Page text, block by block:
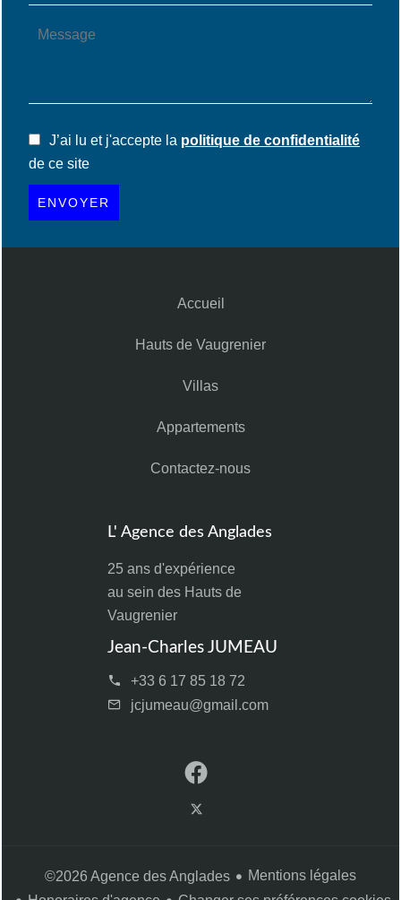
J’ai lu et j'accepte la politique de confidentialité
de ce site
ENVOYER
Accueil
Hauts de Vaugrenier
Villas
Appartements
Contactez-nous
L' Agence des Anglades
25 ans d'expérience
au sein des Hauts de
Vaugrenier
Jean-Charles JUMEAU
+33 6 17 85 18 72
jcjumeau@gmail.com
©2026 Agence des Anglades
Mentions légales